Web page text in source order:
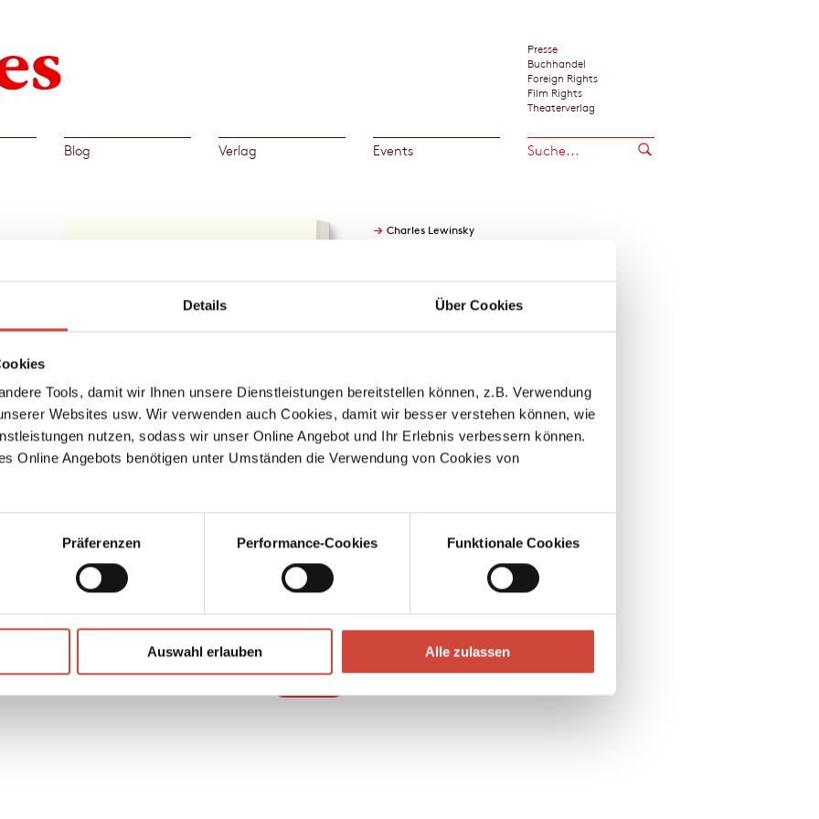
Details Über Cookies
Tools, damit wir Ihnen unsere Dienstleistungen bereitstellen können, z.B. Verwendung
Websites usw. Wir verwenden auch Cookies, damit wir besser verstehen können, wie
nutzen, sodass wir unser Online Angebot und Ihr Erlebnis verbessern können.
Online Angebots benötigen unter Umständen die Verwendung von Cookies von
Präferenzen Performance-Cookies Funktionale Cookies
Auswahl erlauben Alle zulassen
Presse
Buchhandel
Foreign Rights
Film Rights
Theaterverlag
Blog Verlag Events
Download Bilddatei
zu
→ Charles Lewinsky